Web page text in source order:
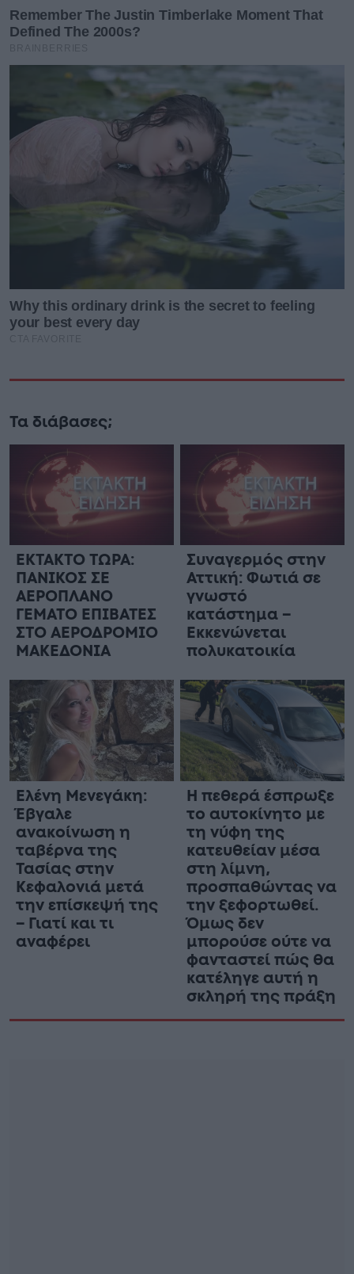
Τα διάβασες;
ΕΚΤΑΚΤΟ ΤΩΡΑ:
ΠΑΝΙΚΟΣ ΣΕ
ΑΕΡΟΠΛΑΝΟ
ΓΕΜΑΤΟ ΕΠΙΒΑΤΕΣ
ΣΤΟ ΑΕΡΟΔΡΟΜΙΟ
ΜΑΚΕΔΟΝΙΑ
Συναγερμός στην
Αττική: Φωτιά σε
γνωστό
κατάστημα –
Εκκενώνεται
πολυκατοικία
Ελένη Μενεγάκη:
Έβγαλε
ανακοίνωση η
ταβέρνα της
Τασίας στην
Κεφαλονιά μετά
την επίσκεψή της
– Γιατί και τι
αναφέρει
Η πεθερά έσπρωξε
το αυτοκίνητο με
τη νύφη της
κατευθείαν μέσα
στη λίμνη,
προσπαθώντας να
την ξεφορτωθεί.
Όμως δεν
μπορούσε ούτε να
φανταστεί πώς θα
κατέληγε αυτή η
σκληρή της πράξη